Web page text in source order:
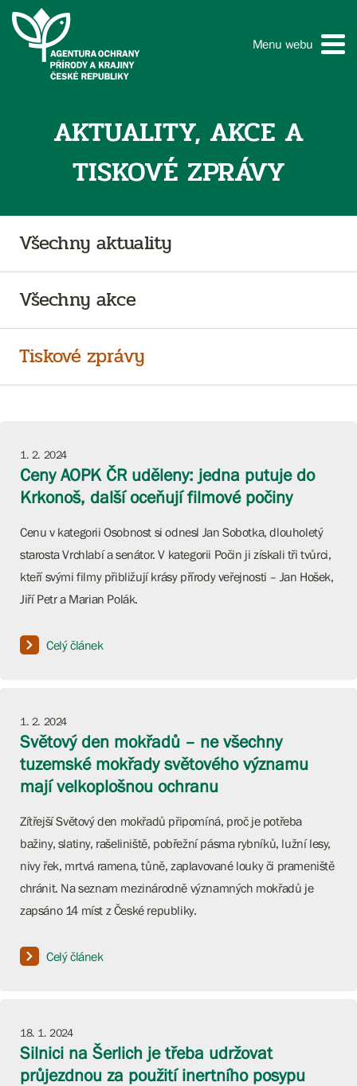
Menu webu
AKTUALITY, AKCE A
TISKOVÉ ZPRÁVY
Všechny aktuality
Všechny akce
Tiskové zprávy
1. 2. 2024
Ceny AOPK ČR uděleny: jedna putuje do
Krkonoš, další oceňují filmové počiny
Cenu v kategorii Osobnost si odnesl Jan Sobotka, dlouholetý
starosta Vrchlabí a senátor. V kategorii Počin ji získali tři tvůrci,
kteří svými filmy přibližují krásy přírody veřejnosti – Jan Hošek,
Jiří Petr a Marian Polák.
Celý článek
1. 2. 2024
Světový den mokřadů – ne všechny
tuzemské mokřady světového významu
mají velkoplošnou ochranu
Zítřejší Světový den mokřadů připomíná, proč je potřeba
bažiny, slatiny, rašeliniště, pobřežní pásma rybníků, lužní lesy,
nivy řek, mrtvá ramena, tůně, zaplavované louky či prameniště
chránit. Na seznam mezinárodně významných mokřadů je
zapsáno 14 míst z České republiky.
Celý článek
18. 1. 2024
Silnici na Šerlich je třeba udržovat
průjezdnou za použití inertního posypu